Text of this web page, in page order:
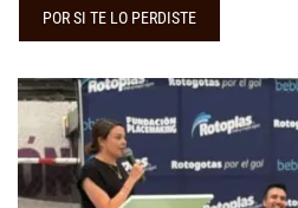
POR SI TE LO PERDISTE